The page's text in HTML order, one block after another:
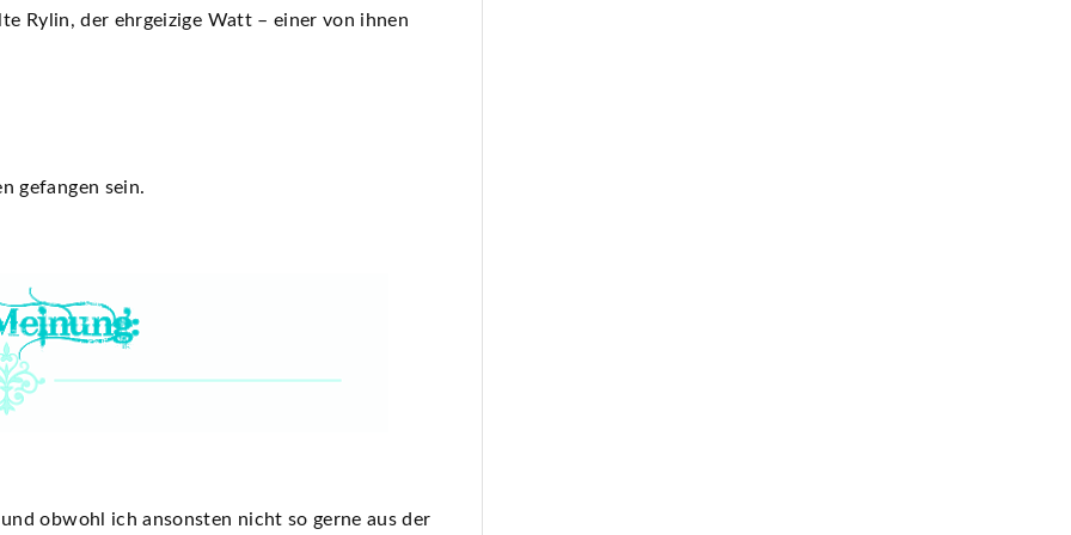
Rylin, der ehrgeizige Watt – einer von ihnen
gefangen sein.
obwohl ich ansonsten nicht so gerne aus der